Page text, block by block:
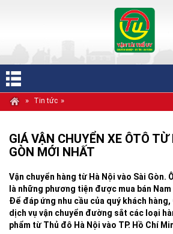
» Tin tức »
GIÁ VẬN CHUYỂN XE ÔTÔ
GÒN MỚI NHẤT
Vận chuyển hàng từ Hà Nội vào Sài Gòn.
là những phương tiện được mua bán Nam
Để đáp ứng nhu cầu của quý khách
dịch vụ vận chuyển đường sắt các loại
phẩm từ Thủ đô Hà Nội vào TP. Hồ Chí